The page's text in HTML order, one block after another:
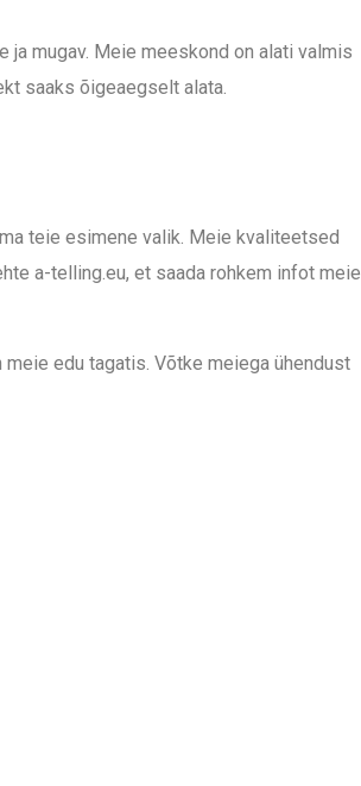
mugav. Meie meeskond on alati valmis
saaks õigeaegselt alata.
teie esimene valik. Meie kvaliteetsed
a-telling.eu, et saada rohkem infot meie
edu tagatis. Võtke meiega ühendust